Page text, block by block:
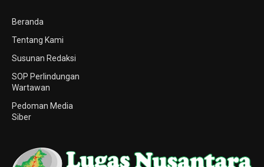
Beranda
Tentang Kami
Susunan Redaksi
SOP Perlindungan
Wartawan
Pedoman Media
Siber